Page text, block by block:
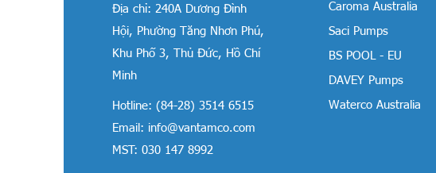
Địa chỉ:240A Dương Đình
Hội, Phường Tăng Nhơn Phú,
Khu Phố 3, Thủ Đức, Hồ Chí
Minh
Hotline: (84-28) 3514 6515
Email: info@vantamco.com
MST: 030 147 8992
Caroma Australia
Saci Pumps
BS POOL - EU
DAVEY Pumps
Waterco Australia